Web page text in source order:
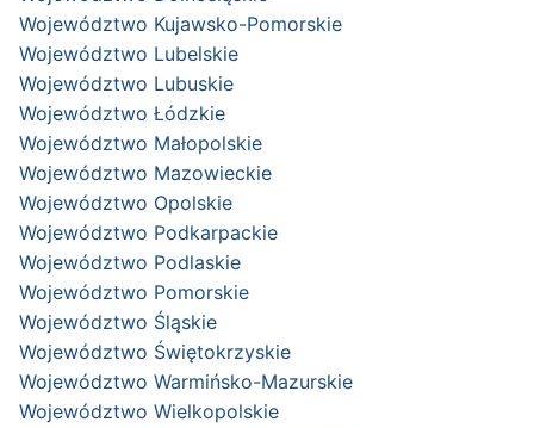
Województwo Kujawsko-Pomorskie
Województwo Lubelskie
Województwo Lubuskie
Województwo Łódzkie
Województwo Małopolskie
Województwo Mazowieckie
Województwo Opolskie
Województwo Podkarpackie
Województwo Podlaskie
Województwo Pomorskie
Województwo Śląskie
Województwo Świętokrzyskie
Województwo Warmińsko-Mazurskie
Województwo Wielkopolskie